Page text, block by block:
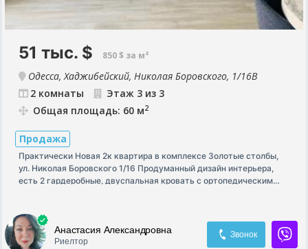
51 тыс. $ 850 $ за м²
Одесса, Хаджибейский, Николая Боровского, 1/16В
2 комнаты
Этаж 3 из 3
Общая площадь: 60 м2
Продажа
Практически Новая 2к квартира в комплексе Золотые столбы,
ул. Николая Боровского 1/16 Продуманный дизайн интерьера,
есть 2 гардеробные, двуспальная кровать с ортопедическим
2 бойлера, электрочайник, 2 кондиционера на отапливание.
Смеситель на кухни с фильтром и с газированной водой
Grohe.Теплые полы во всех комнатах! Использованы только
Анастасия Александровна
Риелтор
Звонок